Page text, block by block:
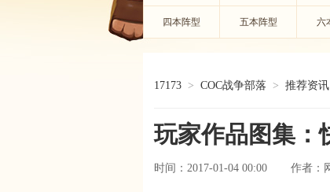
四本阵型 五本阵型 六
17173 > COC战争部落 > 推荐资讯
玩家作品图集：
时间：2017-01-04 00:00 作者：